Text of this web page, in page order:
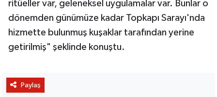
ritüeller var, geleneksel uygulamalar var. Bunlar o
dönemden günümüze kadar Topkapı Sarayı'nda
hizmette bulunmuş kuşaklar tarafından yerine
getirilmiş" şeklinde konuştu.
Paylaş